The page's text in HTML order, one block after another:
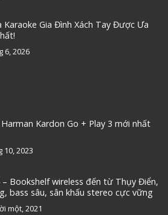
Karaoke Gia Đình Xách Tay Được Ưa
6, 2026
Kardon Go + Play 3 mới nhất
10, 2023
– Bookshelf wireless đến từ Thụy Điển,
bass sâu, sân khấu stereo cực vững
một, 2021